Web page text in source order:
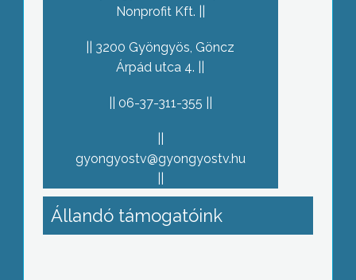
Nonprofit Kft.
3200 Gyöngyös, Göncz
Árpád utca 4.
06-37-311-355
gyongyostv@gyongyostv.hu
Állandó támogatóink